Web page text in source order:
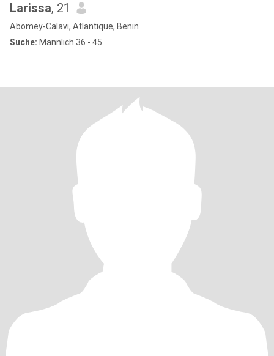
Larissa, 21
Abomey-Calavi, Atlantique, Benin
Suche: Männlich 36 - 45